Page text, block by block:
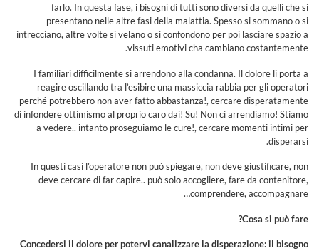
farlo. In questa fase, i bisogni di tutti sono diversi da quelli che si
presentano nelle altre fasi della malattia. Spesso si sommano o si
intrecciano, altre volte si velano o si confondono per poi lasciare spazio a
vissuti emotivi cha cambiano costantemente.
I familiari difficilmente si arrendono alla condanna. Il dolore li porta a
reagire oscillando tra l’esibire una massiccia rabbia per gli operatori
perché potrebbero non aver fatto abbastanza!, cercare disperatamente
di infondere ottimismo al proprio caro dai! Su! Non ci arrendiamo! Stiamo
a vedere.. intanto proseguiamo le cure!, cercare momenti intimi per
disperarsi.
In questi casi l’operatore non può spiegare, non deve giustificare, non
deve cercare di far capire.. può solo accogliere, fare da contenitore,
comprendere, accompagnare…
Cosa si può fare?
Concedersi il dolore per potervi canalizzare la disperazione: il bisogno